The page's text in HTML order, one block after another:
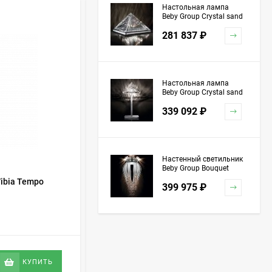
Tempo
КУПИТЬ
Настенный светильник Vibia Tempo
Настольная лампа
Beby Group Crystal sand
281 837 ₽
Настольная лампа
Beby Group Crystal sand
339 092 ₽
Настенный светильник
Beby Group Bouquet
Grey Red
399 975 ₽